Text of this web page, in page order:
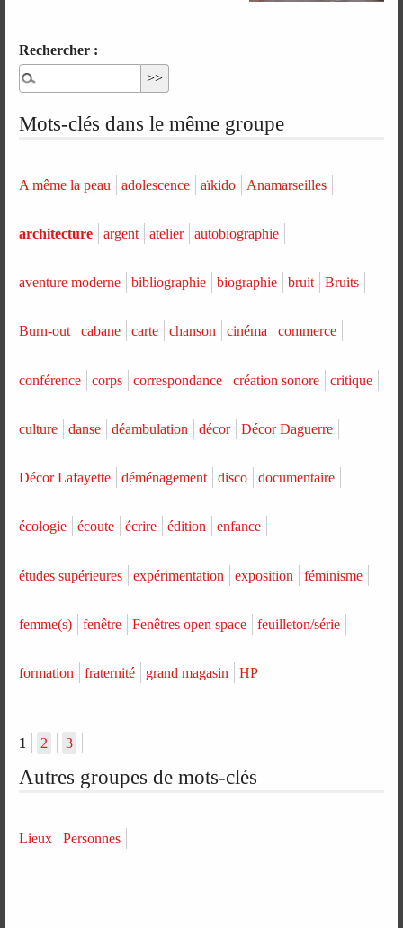
Rechercher :
Mots-clés dans le même groupe
A même la peau adolescence aïkido Anamarseilles
architecture argent atelier autobiographie
aventure moderne bibliographie biographie bruit Bruits
Burn-out cabane carte chanson cinéma commerce
conférence corps correspondance création sonore critique
culture danse déambulation décor Décor Daguerre
Décor Lafayette déménagement disco documentaire
écologie écoute écrire édition enfance
études supérieures expérimentation exposition féminisme
femme(s) fenêtre Fenêtres open space feuilleton/série
formation fraternité grand magasin HP
1 2 3
Autres groupes de mots-clés
Lieux Personnes